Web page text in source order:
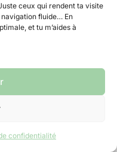
ceux qui rendent ta visite
fluide… En
et tu m’aides à
confidentialité
loin, ces
aussi !